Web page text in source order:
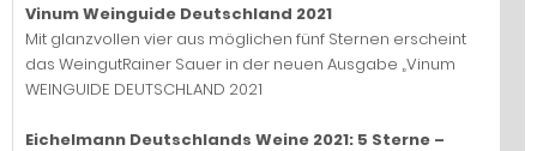
Vinum Weinguide Deutschland 2021
Mit glanzvollen vier aus möglichen fünf Sternen erscheint
das WeingutRainer Sauer in der neuen Ausgabe „Vinum
WEINGUIDE DEUTSCHLAND 2021
Eichelmann Deutschlands Weine 2021: 5 Sterne –